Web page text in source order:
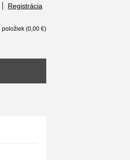
Registrácia
položiek (0,00 €)